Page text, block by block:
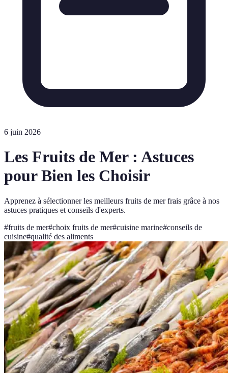
6 juin 2026
Les Fruits de Mer : Astuces
pour Bien les Choisir
Apprenez à sélectionner les meilleurs fruits de mer frais grâce à nos
astuces pratiques et conseils d'experts.
#fruits de mer#choix fruits de mer#cuisine marine#conseils de
cuisine#qualité des aliments